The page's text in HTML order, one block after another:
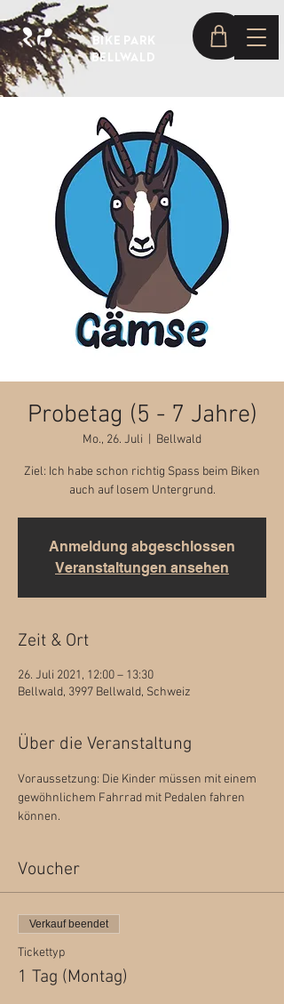
BIKE PARK
BELLWALD
Probetag (5 - 7 Jahre)
Mo., 26. Juli Bellwald
Ziel: Ich habe schon richtig Spass beim Biken
auch auf losem Untergrund.
Anmeldung abgeschlossen
Veranstaltungen ansehen
Zeit & Ort
26. Juli 2021, 12:00 – 13:30
Bellwald, 3997 Bellwald, Schweiz
Über die Veranstaltung
Voraussetzung: Die Kinder müssen mit einem
gewöhnlichem Fahrrad mit Pedalen fahren
können.
Voucher
Verkauf beendet
Tickettyp
1 Tag (Montag)